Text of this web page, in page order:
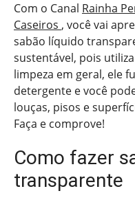
Com o Canal Rainha
Caseiros , você vai
sabão líquido
sustentável, pois
limpeza em geral, ele
detergente e você
louças, pisos e
Faça e comprove!
Como fazer
transparente